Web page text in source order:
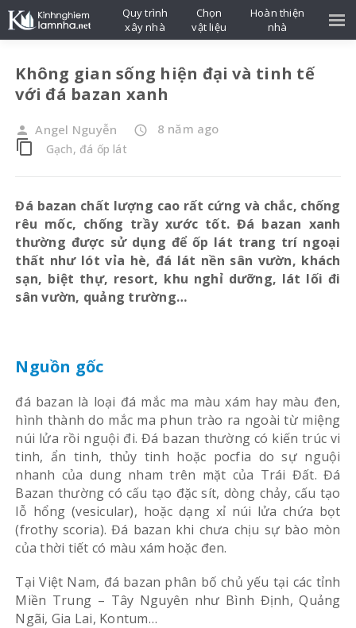
Không gian sống hiện đại và tinh tế
với đá bazan xanh
person Angel Nguyễn access_time 8 năm ago
content_copy Gạch, đá ốp lát
Đá bazan chất lượng cao rất cứng và chắc, chống
rêu mốc, chống trầy xước tốt. Đá bazan xanh
thường được sử dụng để ốp lát trang trí ngoại
thất như lót vỉa hè, đá lát nền sân vườn, khách
sạn, biệt thự, resort, khu nghỉ dưỡng, lát lối đi
sân vườn, quảng trường…
Nguồn gốc
đá bazan là loại đá mắc ma màu xám hay màu đen,
hình thành do mắc ma phun trào ra ngoài từ miệng
núi lửa rồi nguội đi. Đá bazan thường có kiến trúc vi
tinh, ẩn tinh, thủy tinh hoặc pocfia do sự nguội
nhanh của dung nham trên mặt của Trái Đất. Đá
Bazan thường có cấu tạo đặc sít, dòng chảy, cấu tạo
lỗ hổng (vesicular), hoặc dạng xỉ núi lửa chứa bọt
(frothy scoria). Đá bazan khi chưa chịu sự bào mòn
của thời tiết có màu xám hoặc đen.
Tại Việt Nam, đá bazan phân bố chủ yếu tại các tỉnh
Miền Trung – Tây Nguyên như Bình Định, Quảng
Ngãi, Gia Lai, Kontum…
Quy trình
xây nhà
Chọn
vật liệu
Hoàn thiện
nhà